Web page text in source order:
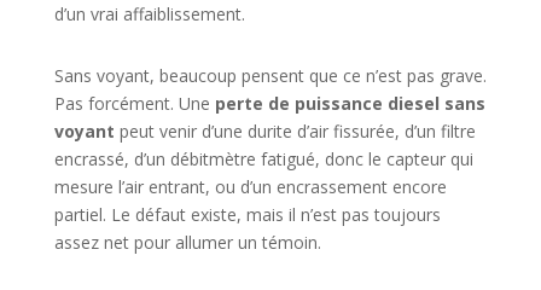
d’un vrai affaiblissement.
Sans voyant, beaucoup pensent que ce n’est pas grave.
Pas forcément. Une perte de puissance diesel sans
voyant peut venir d’une durite d’air fissurée, d’un filtre
encrassé, d’un débitmètre fatigué, donc le capteur qui
mesure l’air entrant, ou d’un encrassement encore
partiel. Le défaut existe, mais il n’est pas toujours
assez net pour allumer un témoin.